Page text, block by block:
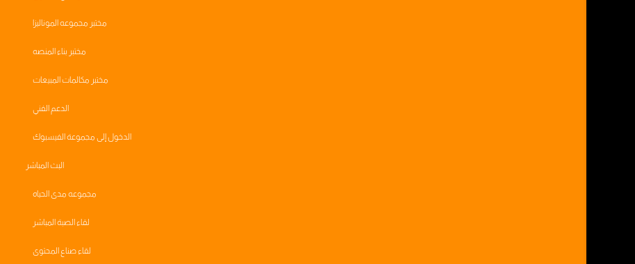
مختبر مجموعه الموناليزا
مختبر بناء المنصه
مختبر مكالمات المبيعات
الدعم الفني
الدخول إلى مجموعة الفيسبوك
البث المباشر
مجموعه مدى الحياه
لقاء الصبة المباشر
لقاء صناع المحتوى